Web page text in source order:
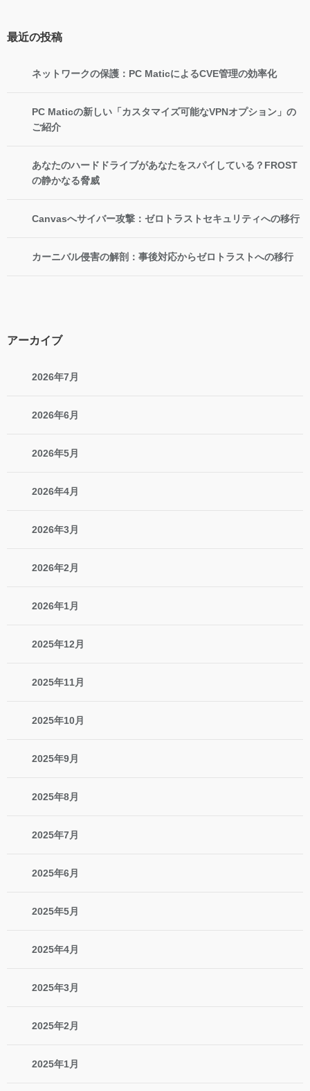
最近の投稿
ネットワークの保護：PC MaticによるCVE管理の効率化
PC Maticの新しい「カスタマイズ可能なVPNオプション」の
ご紹介
あなたのハードドライブがあなたをスパイしている？FROST
の静かなる脅威
Canvasへサイバー攻撃：ゼロトラストセキュリティへの移行
カーニバル侵害の解剖：事後対応からゼロトラストへの移行
アーカイブ
2026年7月
2026年6月
2026年5月
2026年4月
2026年3月
2026年2月
2026年1月
2025年12月
2025年11月
2025年10月
2025年9月
2025年8月
2025年7月
2025年6月
2025年5月
2025年4月
2025年3月
2025年2月
2025年1月